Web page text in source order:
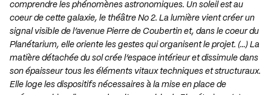
comprendre les phénomènes astronomiques. Un soleil est au
coeur de cette galaxie, le théâtre No 2. La lumière vient créer un
signal visible de l’avenue Pierre de Coubertin et, dans le coeur du
Planétarium, elle oriente les gestes qui organisent le projet. (…) La
matière détachée du sol crée l’espace intérieur et dissimule dans
son épaisseur tous les éléments vitaux techniques et structuraux.
Elle loge les dispositifs nécessaires à la mise en place de